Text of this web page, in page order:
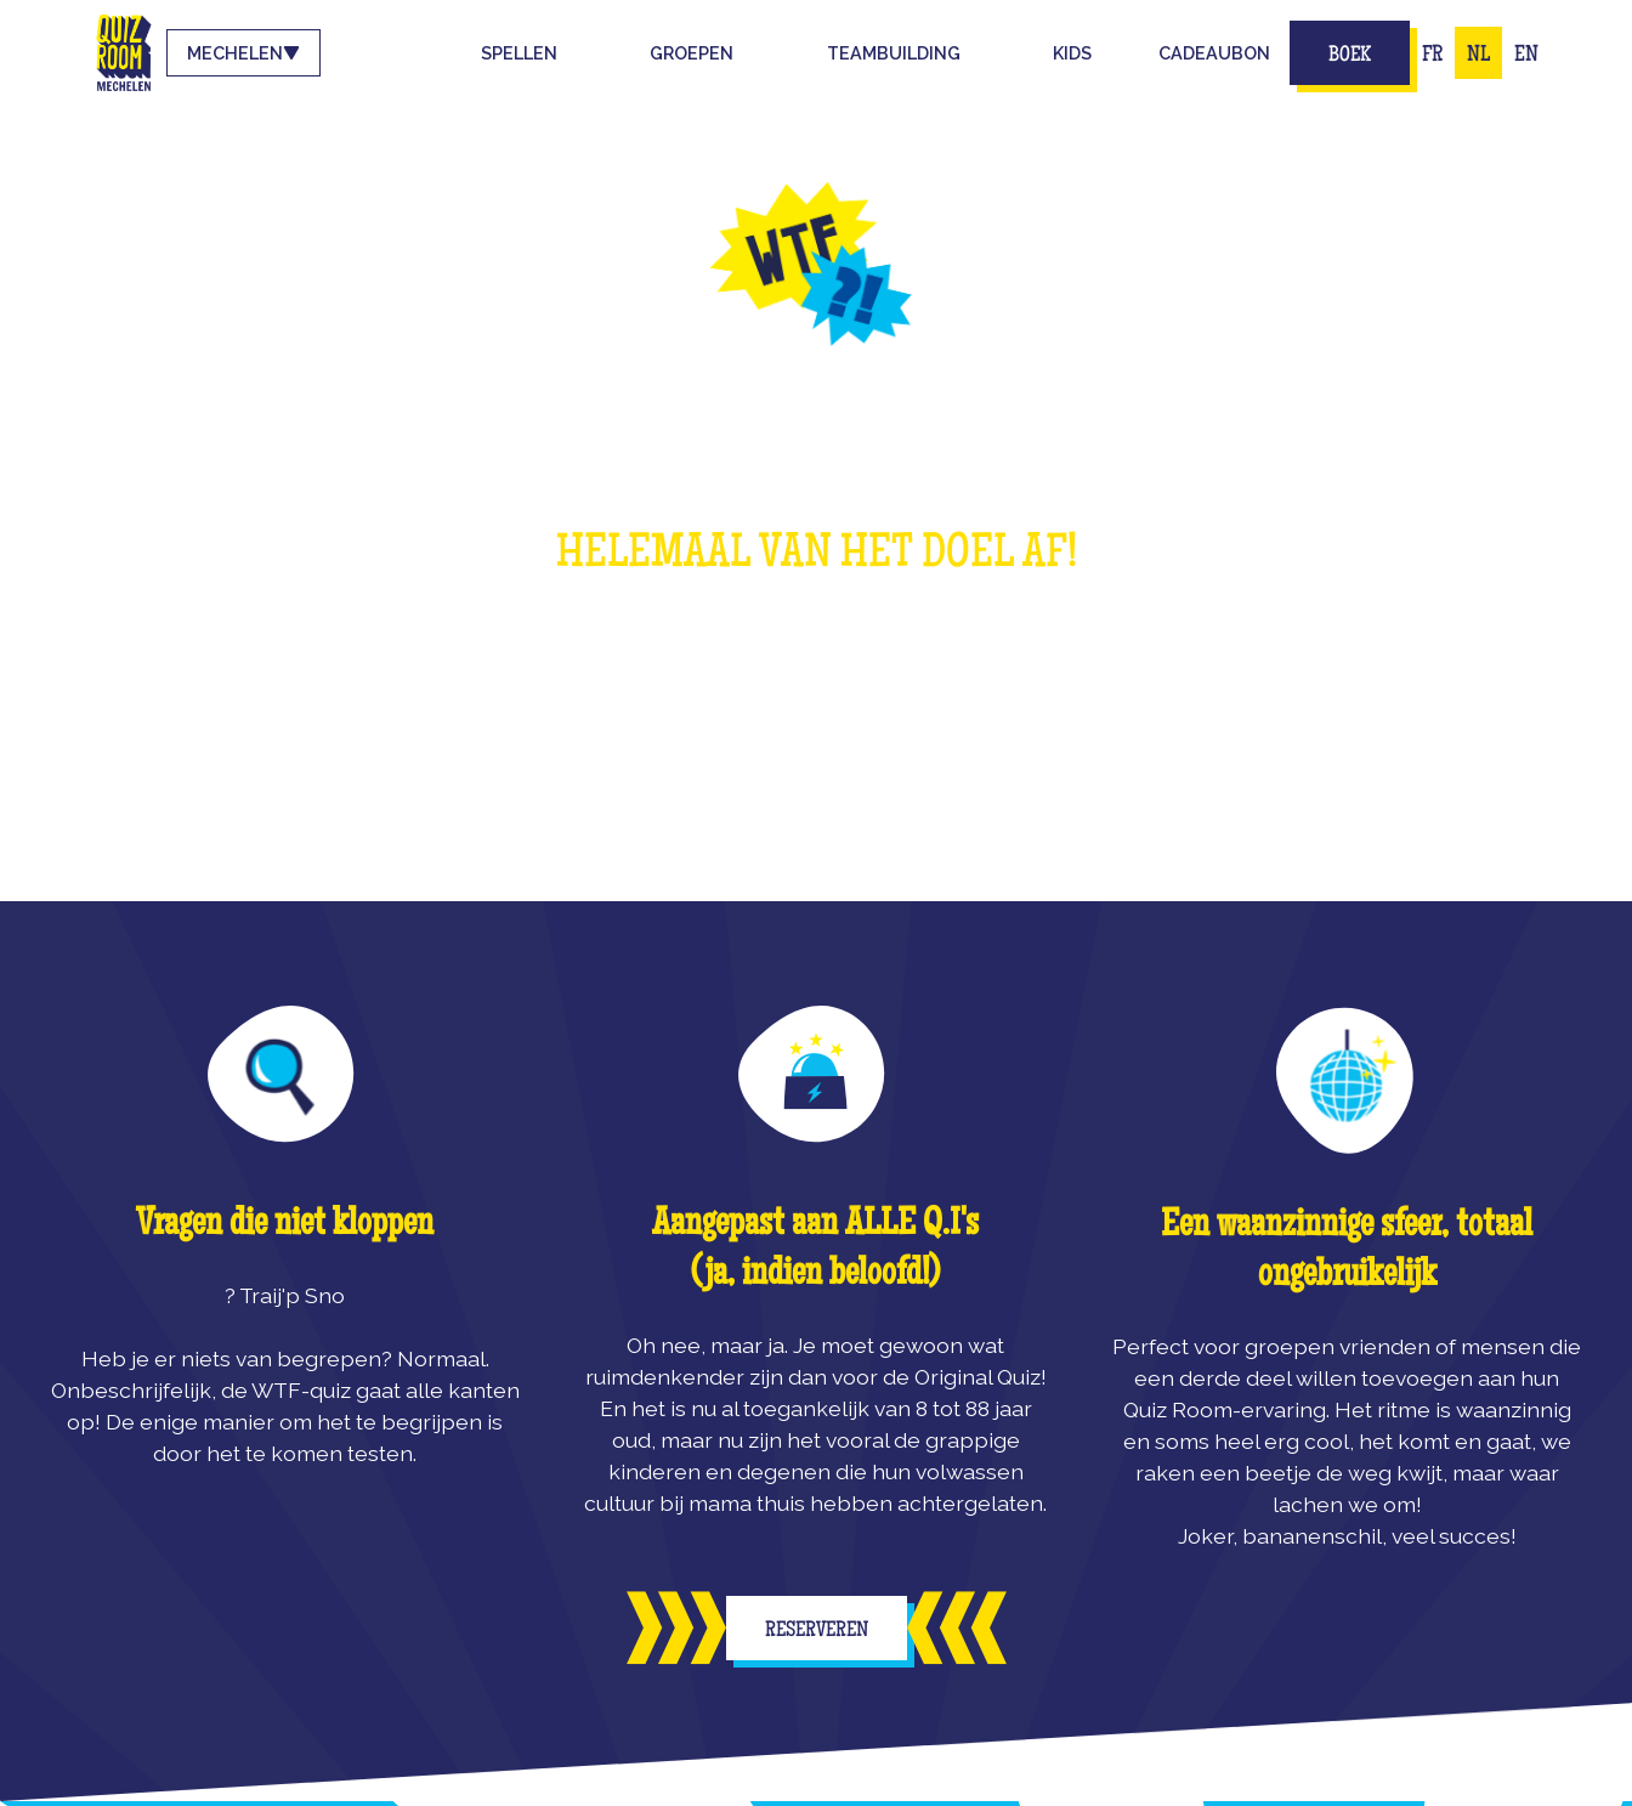
MECHELEN SPELLEN GROEPEN TEAMBUILDING KIDS CADEAUBON BOEK FR NL EN
HELEMAAL VAN HET DOEL AF!
Vragen die niet kloppen
? Traij'p Sno
Heb je er niets van begrepen? Normaal.
Onbeschrijfelijk, de WTF-quiz gaat alle kanten
op! De enige manier om het te begrijpen is
door het te komen testen.
Aangepast aan ALLE Q.I's
(ja, indien beloofd!)
Oh nee, maar ja. Je moet gewoon wat
ruimdenkender zijn dan voor de Original Quiz!
En het is nu al toegankelijk van 8 tot 88 jaar
oud, maar nu zijn het vooral de grappige
kinderen en degenen die hun volwassen
cultuur bij mama thuis hebben achtergelaten.
Een waanzinnige sfeer, totaal
ongebruikelijk
Perfect voor groepen vrienden of mensen die
een derde deel willen toevoegen aan hun
Quiz Room-ervaring. Het ritme is waanzinnig
en soms heel erg cool, het komt en gaat, we
raken een beetje de weg kwijt, maar waar
lachen we om!
Joker, bananenschil, veel succes!
RESERVEREN